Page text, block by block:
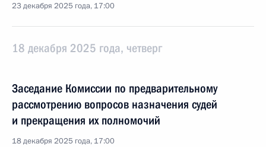
23 декабря 2025 года, 17:00
18 декабря 2025 года, четверг
Заседание Комиссии по предварительному
рассмотрению вопросов назначения судей
и прекращения их полномочий
18 декабря 2025 года, 17:00